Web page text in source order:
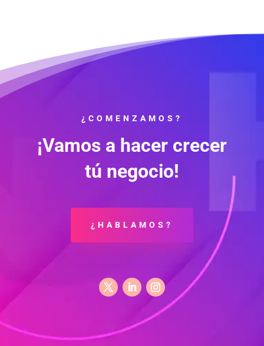
¿COMENZAMOS?
¡Vamos a hacer crecer
tú negocio!
¿HABLAMOS?